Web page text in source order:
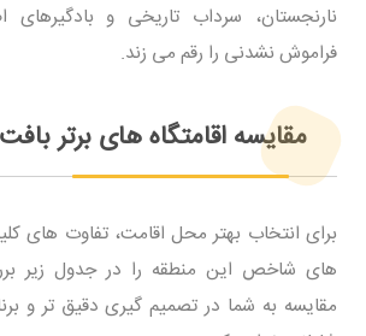
نارنجستان، سرداب تاریخی و بادگیرهای
فراموش نشدنی را رقم می زند.
مقایسه اقامتگاه های برتر
برای انتخاب بهتر محل اقامت، تفاوت های
های شاخص این منطقه را در جدول زیر
مقایسه به شما در تصمیم گیری دقیق تر و